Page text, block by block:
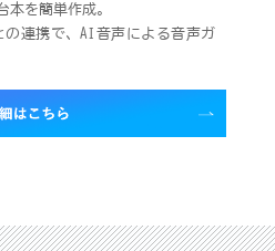
本を簡単作成。
の連携で、AI音声による音声ガ